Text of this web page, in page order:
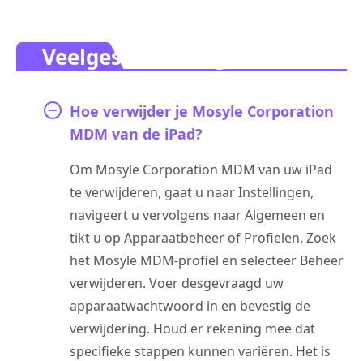
Veelgestelde vragen.
Hoe verwijder je Mosyle Corporation
MDM van de iPad?
Om Mosyle Corporation MDM van uw iPad
te verwijderen, gaat u naar Instellingen,
navigeert u vervolgens naar Algemeen en
tikt u op Apparaatbeheer of Profielen. Zoek
het Mosyle MDM-profiel en selecteer Beheer
verwijderen. Voer desgevraagd uw
apparaatwachtwoord in en bevestig de
verwijdering. Houd er rekening mee dat
specifieke stappen kunnen variëren. Het is